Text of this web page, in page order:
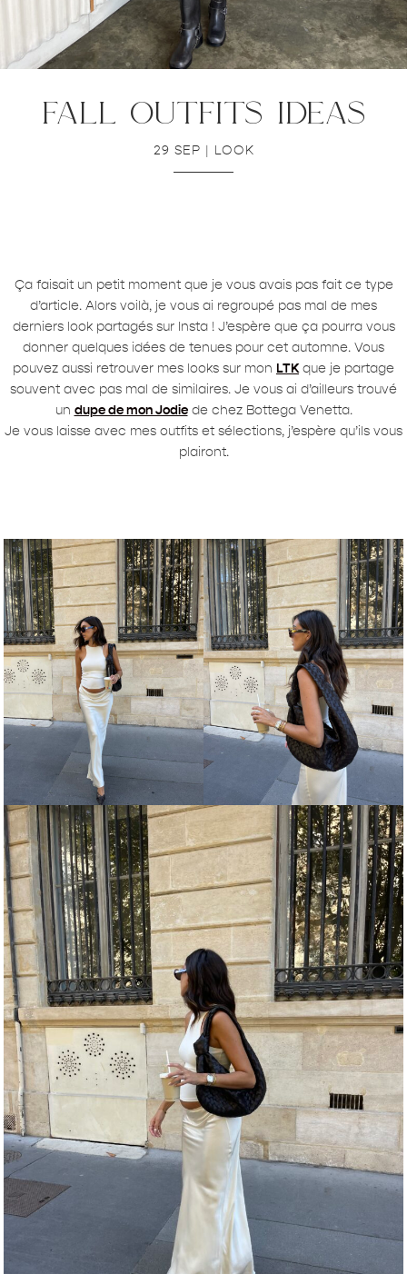
fall outfits ideas
29 SEP | LOOK
Ça faisait un petit moment que je vous avais pas fait ce type
d’article. Alors voilà, je vous ai regroupé pas mal de mes
derniers look partagés sur Insta ! J’espère que ça pourra vous
donner quelques idées de tenues pour cet automne. Vous
pouvez aussi retrouver mes looks sur mon LTKque je partage
souvent avec pas mal de similaires. Je vous ai d’ailleurs trouvé
un dupe de mon Jodiede chez Bottega Venetta.
Je vous laisse avec mes outfits et sélections, j’espère qu’ils vous
plairont.